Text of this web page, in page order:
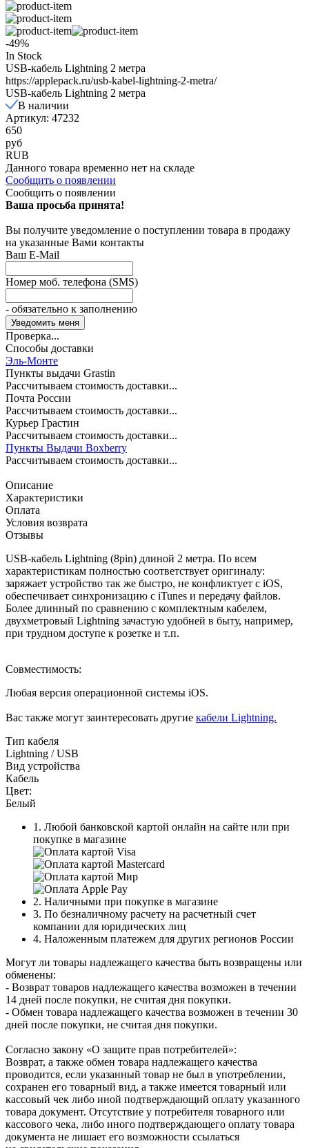
-49%
In Stock
USB-кабель Lightning 2 метра
https://applepack.ru/usb-kabel-lightning-2-metra/
USB-кабель Lightning 2 метра
В наличии
Артикул: 47232
650
руб
RUB
Данного товара временно нет на складе
Сообщить о появлении
Сообщить о появлении
Ваша просьба принята!
Вы получите уведомление о поступлении товара в продажу
на указанные Вами контакты
Ваш E-Mail
Номер моб. телефона (SMS)
- обязательно к заполнению
Проверка...
Способы доставки
Эль-Монте
Пункты выдачи Grastin
Рассчитываем стоимость доставки...
Почта России
Рассчитываем стоимость доставки...
Курьер Грастин
Рассчитываем стоимость доставки...
Пункты Выдачи Boxberry
Рассчитываем стоимость доставки...
Описание
Характеристики
Оплата
Условия возврата
Отзывы
USB-кабель Lightning (8pin) длиной 2 метра. По всем
характеристикам полностью соответствует оригиналу:
заряжает устройство так же быстро, не конфликтует с iOS,
обеспечивает синхронизацию с iTunes и передачу файлов.
Более длинный по сравнению с комплектным кабелем,
двухметровый Lightning зачастую удобней в быту, например,
при трудном доступе к розетке и т.п.
Совместимость:
Любая версия операционной системы iOS.
Вас также могут заинтересовать другие кабели Lightning.
Тип кабеля
Lightning / USB
Вид устройства
Кабель
Цвет:
Белый
1. Любой банковской картой онлайн на сайте или при
покупке в магазине
2. Наличными при покупке в магазине
3. По безналичному расчету на расчетный счет
компании для юридических лиц
4. Наложенным платежем для других регионов России
Могут ли товары надлежащего качества быть возвращены или
обменены:
- Возврат товаров надлежащего качества возможен в течении
14 дней после покупки, не считая дня покупки.
- Обмен товара надлежащего качества возможен в течении 30
дней после покупки, не считая дня покупки.
Согласно закону «О защите прав потребителей»:
Возврат, а также обмен товара надлежащего качества
проводится, если указанный товар не был в употреблении,
сохранен его товарный вид, а также имеется товарный или
кассовый чек либо иной подтверждающий оплату указанного
товара документ. Отсутствие у потребителя товарного или
кассового чека, либо иного подтверждающего оплату товара
документа не лишает его возможности ссылаться